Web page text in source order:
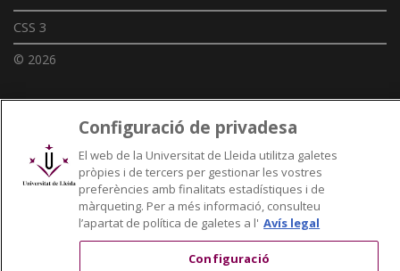
CSS 3
© 2026
Enllaços UdL
Xarxes universitàries
Configuració de privadesa
El web de la Universitat de Lleida utilitza galetes
pròpies i de tercers per gestionar les vostres
preferències amb finalitats estadístiques i de
màrqueting. Per a més informació, consulteu
l’apartat de política de galetes a l' Avís legal
Configuració